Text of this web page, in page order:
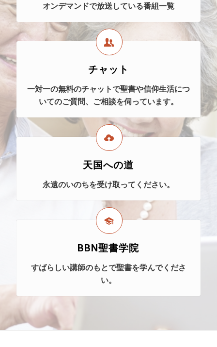
オンデマンドで放送している番組一覧
チャット
一対一の無料のチャットで聖書や信仰生活につ
いてのご質問、ご相談を伺っています。
天国への道
永遠のいのちを受け取ってください。
BBN聖書学院
すばらしい講師のもとで聖書を学んでくださ
い。